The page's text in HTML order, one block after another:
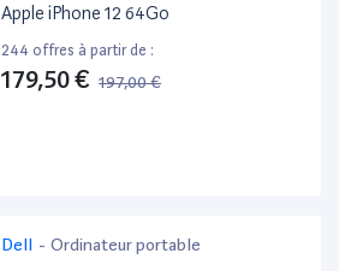
Apple iPhone 12 64Go
244 offres à partir de :
179,50 € 197,00 €
Dell - Ordinateur portable